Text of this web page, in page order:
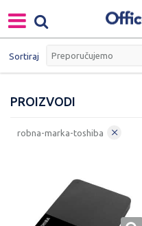
PROIZVODI
Sortiraj
robna-marka-toshiba